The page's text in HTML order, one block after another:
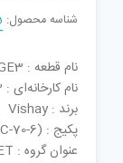
شناسه محصول:
نام قطعه : SIA446DJ-T1-GE3
نام کارخانه‌ای : SIA446DJ-T1-GE3
برند : Vishay
پکیج : SOT-363 (SC-70-6)
عنوان گروه : MOSFET